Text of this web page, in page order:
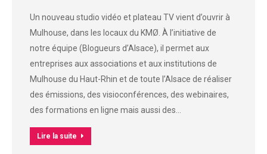
Un nouveau studio vidéo et plateau TV vient d’ouvrir à
Mulhouse, dans les locaux du KMØ. À l’initiative de
notre équipe (Blogueurs d’Alsace), il permet aux
entreprises aux associations et aux institutions de
Mulhouse du Haut-Rhin et de toute l’Alsace de réaliser
des émissions, des visioconférences, des webinaires,
des formations en ligne mais aussi des…
Lire la suite